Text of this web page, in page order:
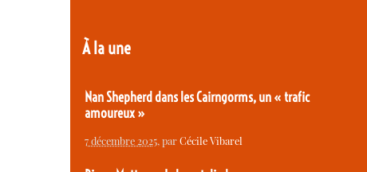
À la une
Nan Shepherd dans les Cairngorms, un « trafic
amoureux »
7 décembre 2025, parCécile Vibarel